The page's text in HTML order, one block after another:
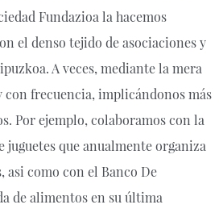
Fundazioa la hacemos
el denso tejido de asociaciones y
A veces, mediante la mera
frecuencia, implicándonos más
Por ejemplo, colaboramos con la
juguetes que anualmente organiza
asi como con el Banco De
de alimentos en su última